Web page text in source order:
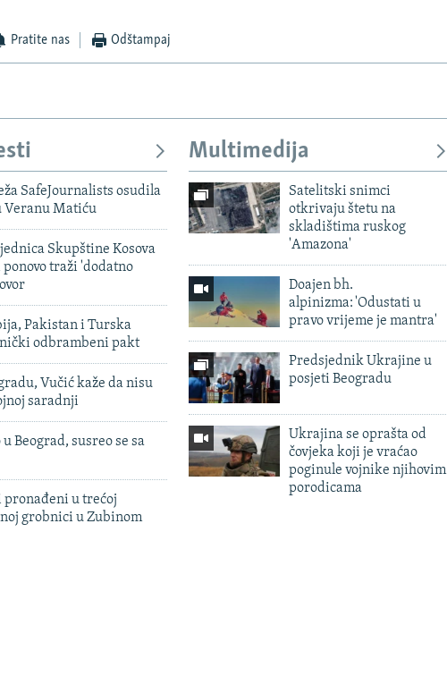
Pratite nas Odštampaj
SafeJournalists osudila
Veranu Matiću
Skupštine Kosova
traži 'dodatno
Pakistan i Turska
odbrambeni pakt
Vučić kaže da nisu
saradnji
Beograd, susreo se sa
pronađeni u trećoj
grobnici u Zubinom
Multimedija
Satelitski snimci
otkrivaju štetu na
skladištima ruskog
'Amazona'
Doajen bh.
alpinizma: 'Odustati u
pravo vrijeme je mantra'
Predsjednik Ukrajine u
posjeti Beogradu
Ukrajina se oprašta od
čovjeka koji je vraćao
poginule vojnike njihovim
porodicama